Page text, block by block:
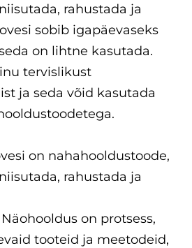
rahustada ja
sobib igapäevaseks
on lihtne kasutada.
tervislikust
ja seda võid kasutada
on nahahooldustoode,
rahustada ja
Näohooldus on protsess,
tooteid ja meetodeid,